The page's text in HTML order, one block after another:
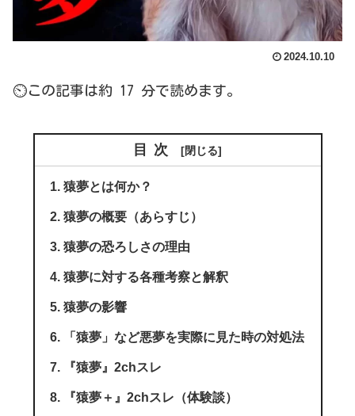
2024.10.10
⏲この記事は約 17 分で読めます。
目次
猿夢とは何か？
猿夢の概要（あらすじ）
猿夢の恐ろしさの理由
猿夢に対する各種考察と解釈
猿夢の影響
「猿夢」など悪夢を実際に見た時の対処法
『猿夢』2chスレ
『猿夢＋』2chスレ（体験談）